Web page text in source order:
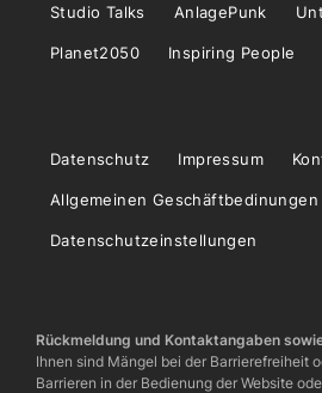
Studio Talks AnlagePunk
Planet2050 Inspiring People
Datenschutz Impressum
Allgemeinen Geschäftbedinungen
Datenschutzeinstellungen
Rückmeldung und Kontaktangaben
Ihnen sind Mängel bei der Barrierefreiheit
Barrieren in der Bedienung der Website